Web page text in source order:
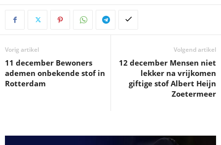
Vorig artikel
11 december Bewoners
ademen onbekende stof in
Rotterdam
Volgend artikel
12 december Mensen niet
lekker na vrijkomen
giftige stof Albert Heijn
Zoetermeer